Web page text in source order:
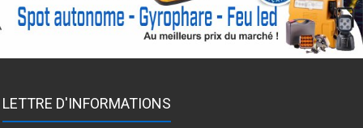
LETTRE D'INFORMATIONS